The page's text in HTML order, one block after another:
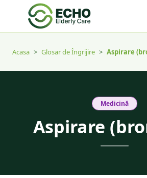
Acasa > Glosar de Îngrijire > Aspirare
Medicină
Aspirare